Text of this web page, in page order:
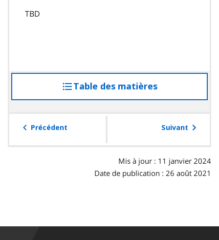
TBD
Table des matières
à
table
Précédent Suivant
Mis à jour : 11 janvier 2024
Date de publication : 26 août 2021